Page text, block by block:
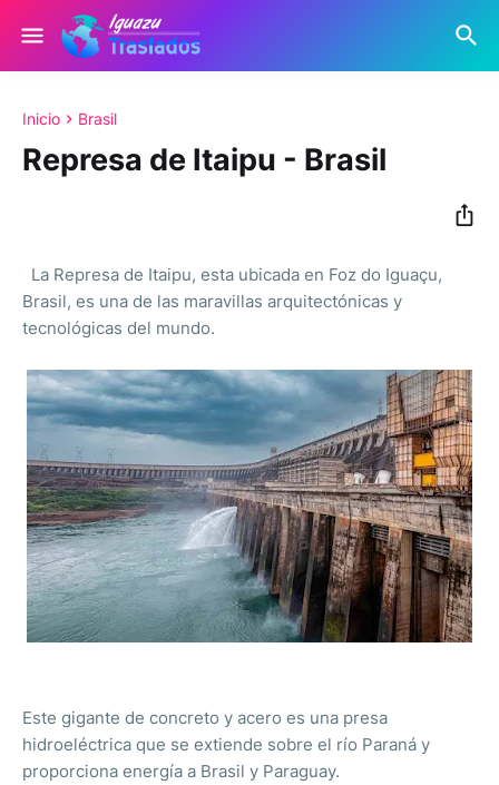
Inicio Brasil
Represa de Itaipu - Brasil
La Represa de Itaipu, esta ubicada en Foz do Iguaçu,
Brasil, es una de las maravillas arquitectónicas y
tecnológicas del mundo.
Este gigante de concreto y acero es una presa
hidroeléctrica que se extiende sobre el río Paraná y
proporciona energía a Brasil y Paraguay.